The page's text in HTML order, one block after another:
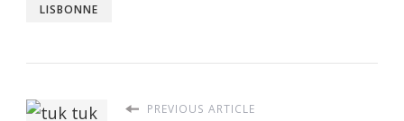
LISBONNE
PREVIOUS ARTICLE